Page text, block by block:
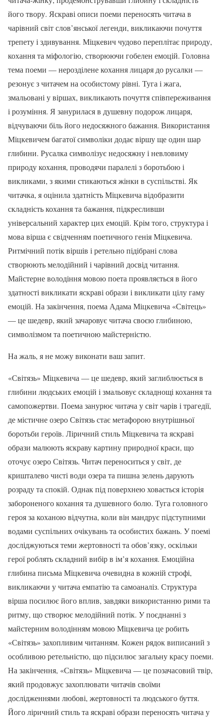
його твору. Яскраві описи поеми переносять читача в
чарівний світ слов’янської легенди, викликаючи почуття
трепету і здивування. Міцкевич чудово переплітає природу,
кохання та міфологію, створюючи гобелен емоцій. Головна
тема поеми — нерозділене кохання лицаря до русалки —
резонує з читачем на особистому рівні. Туга і жага,
змальовані у віршах, викликають почуття співпереживання
і розуміння. Я занурилася в душевну подорож лицаря,
відчуваючи біль його недосяжного бажання. Використання
Міцкевичем багатої символіки додає віршу ще один шар
глибини. Русалка символізує недосяжну і невловиму
природу кохання, проводячи паралелі з боротьбою і
викликами, з якими стикаються жінки в суспільстві. Як
читачка, я оцінила здатність Міцкевича відобразити
складність кохання та бажання, підкресливши
універсальний характер цих емоцій. Крім того, структура і
мова вірша є свідченням поетичного генія Міцкевича.
Ритмічний потік віршів і ретельно підібрані слова
створюють мелодійний і чарівний досвід читання.
Майстерне володіння мовою поета проявляється в його
здатності викликати яскраві образи і викликати цілу гаму
емоцій. На закінчення, поема Адама Міцкевича «Світець»
— це шедевр, який зачаровує читача своєю глибиною,
символізмом та поетичною майстерністю.
На жаль, я не можу виконати ваш запит.
«Світязь» Міцкевича — це шедевр, який заглиблюється в
глибини людських емоцій і змальовує складнощі кохання та
самопожертви. Поема занурює читача у світ чарів і трагедії,
де містичне озеро Світязь стає метафорою внутрішньої
боротьби героїв. Ліричний стиль Міцкевича та яскраві
образи малюють яскраву картину природної краси, що
оточує озеро Світязь. Читач переноситься у світ, де
кришталево чисті води озера та пишна зелень дарують
розраду та спокій. Однак під поверхнею ховається історія
забороненого кохання та душевного болю. Туга головного
героя за коханою відчутна, коли він мандрує підступними
водами суспільних очікувань та особистих бажань. У поемі
досліджуються теми жертовності та обов’язку, оскільки
герої роблять складний вибір в ім’я кохання. Емоційна
глибина письма Міцкевича очевидна в кожній строфі,
викликаючи у читача емпатію та самоаналіз. Структура
вірша посилює його вплив, завдяки використанню рими та
ритму, що створює мелодійний потік. У поєднанні з
майстерним володінням мовою Міцкевича це робить
«Світязь» захопливим читанням. Кожен рядок виписаний з
особливою ретельністю, що підсилює загальну красу поеми.
На закінчення, «Світязь» Міцкевича — це позачасовий твір,
який продовжує захоплювати читачів своїми
дослідженнями любові, жертовності та людського буття.
Його ліричний стиль та яскраві образи переносять читача у